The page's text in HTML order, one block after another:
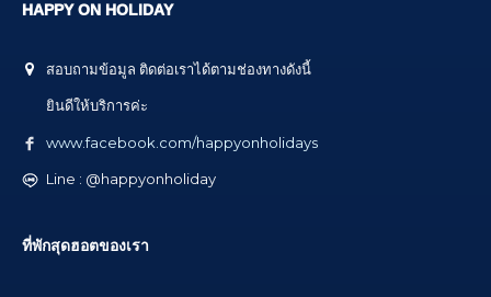
HAPPY ON HOLIDAY
สอบถามข้อมูล ติดต่อเราได้ตามช่องทางดังนี้
ยินดีให้บริการค่ะ
www.facebook.com/happyonholidays
Line : @happyonholiday
ที่พักสุดฮอตของเรา